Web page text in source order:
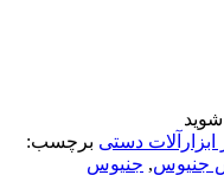
شوید
ابزارآلات دستی برچسب:
جنیوس, جنیوس